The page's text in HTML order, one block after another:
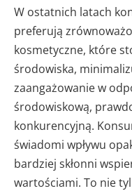
W ostatnich latach
preferują
kosmetyczne, które
środowiska,
zaangażowanie w
środowiskową,
konkurencyjną.
świadomi wpływu
bardziej skłonni
wartościami. To nie